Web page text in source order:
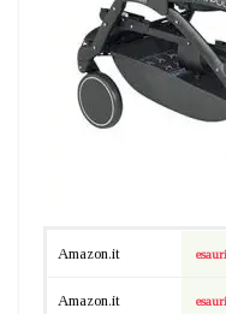
Amazon.it
Amazon.it